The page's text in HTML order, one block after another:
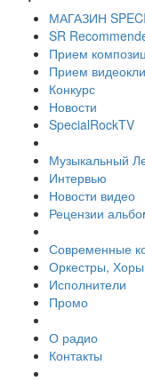
МАГАЗИН
SR
Прием
Прием
Конкурс
Новости
SpecialRockTV
Музыкальный
Интервью
Новости видео
Рецензии
Современные
Оркестры,
Исполнители
Промо
О радио
Контакты